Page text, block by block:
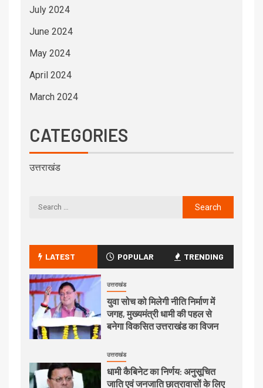
July 2024
June 2024
May 2024
April 2024
March 2024
CATEGORIES
उत्तराखंड
LATEST POPULAR TRENDING
उत्तराखंड
युवा सोच को मिलेगी नीति निर्माण में
जगह, मुख्यमंत्री धामी की पहल से
बनेगा विकसित उत्तराखंड का विजन
उत्तराखंड
धामी कैबिनेट का निर्णय: अनुसूचित
जाति एवं जनजाति छात्रावासों के लिए